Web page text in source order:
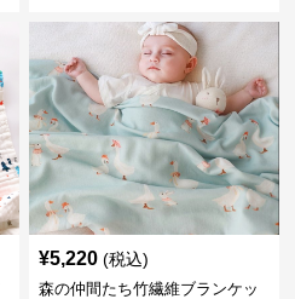
¥5,220 (税込)
森の仲間たち竹繊維ブランケッ